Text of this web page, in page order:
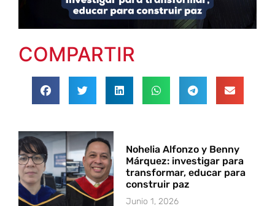
COMPARTIR
Nohelia Alfonzo y Benny
Márquez: investigar para
transformar, educar para
construir paz
Junio 1, 2026